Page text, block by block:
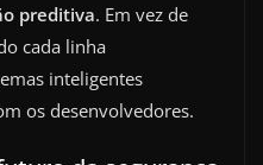
preditiva. Em vez de
cada linha
inteligentes
os desenvolvedores.